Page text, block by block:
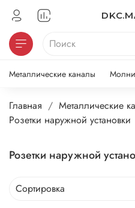
Металлические каналы
Главная Металлические
Розетки наружной установки
Розетки наружной